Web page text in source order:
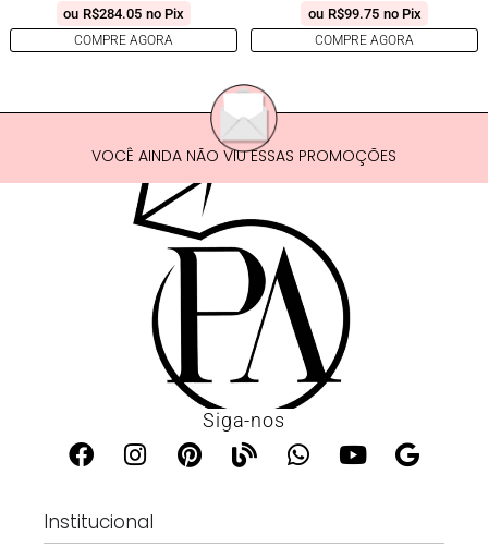
ou R$284.05 no Pix
COMPRE AGORA
ou R$99.75 no Pix
COMPRE AGORA
VOCÊ AINDA NÃO VIU ESSAS PROMOÇÕES
Siga-nos
Institucional